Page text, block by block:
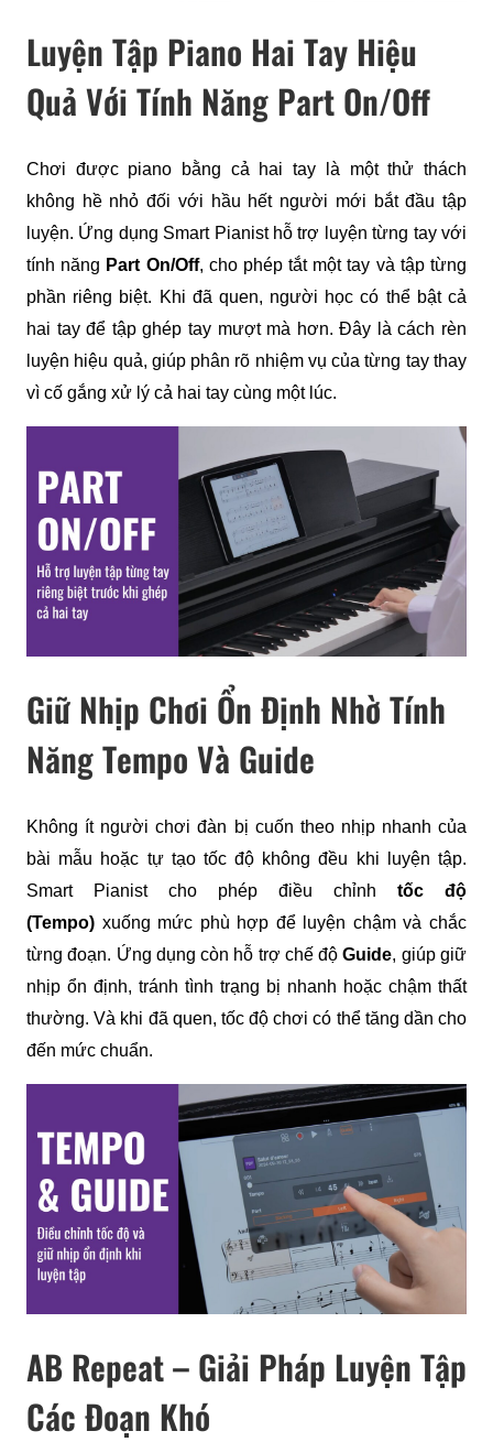
Luyện Tập Piano Hai Tay Hiệu
Quả Với Tính Năng Part On/Off
Chơi được piano bằng cả hai tay là một thử thách
không hề nhỏ đối với hầu hết người mới bắt đầu tập
luyện. Ứng dụng Smart Pianist hỗ trợ luyện từng tay với
tính năng Part On/Off, cho phép tắt một tay và tập từng
phần riêng biệt. Khi đã quen, người học có thể bật cả
hai tay để tập ghép tay mượt mà hơn. Đây là cách rèn
luyện hiệu quả, giúp phân rõ nhiệm vụ của từng tay thay
vì cố gắng xử lý cả hai tay cùng một lúc.
Giữ Nhịp Chơi Ổn Định Nhờ Tính
Năng Tempo Và Guide
Không ít người chơi đàn bị cuốn theo nhịp nhanh của
bài mẫu hoặc tự tạo tốc độ không đều khi luyện tập.
Smart Pianist cho phép điều chỉnh tốc độ
(Tempo) xuống mức phù hợp để luyện chậm và chắc
từng đoạn. Ứng dụng còn hỗ trợ chế độ Guide, giúp giữ
nhịp ổn định, tránh tình trạng bị nhanh hoặc chậm thất
thường. Và khi đã quen, tốc độ chơi có thể tăng dần cho
đến mức chuẩn.
AB Repeat – Giải Pháp Luyện Tập
Các Đoạn Khó